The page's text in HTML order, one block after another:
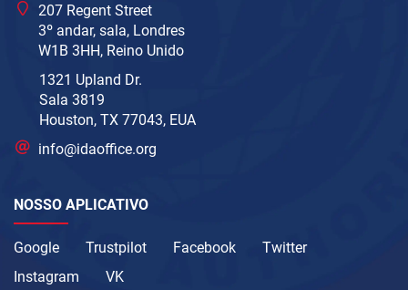
207 Regent Street
3º andar, sala, Londres
W1B 3HH, Reino Unido
1321 Upland Dr.
Sala 3819
Houston, TX 77043, EUA
info@idaoffice.org
NOSSO APLICATIVO
Google Trustpilot Facebook
Twitter
Instagram
VK